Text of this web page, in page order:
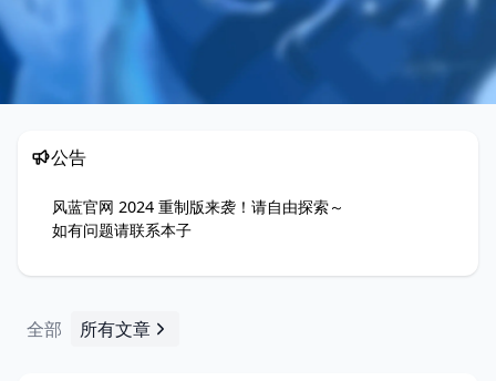
公告
风蓝官网 2024 重制版来袭！请自由探索～
如有问题请联系本子
全部 所有文章